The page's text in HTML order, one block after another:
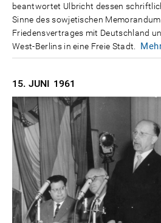
beantwortet Ulbricht dessen
Sinne des sowjetischen
Friedensvertrages mit Deutschland
West-Berlins in eine Freie Stadt.
15. JUNI 1961